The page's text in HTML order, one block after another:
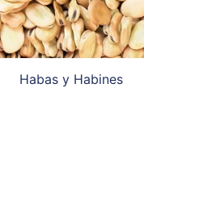
Habas y Habines